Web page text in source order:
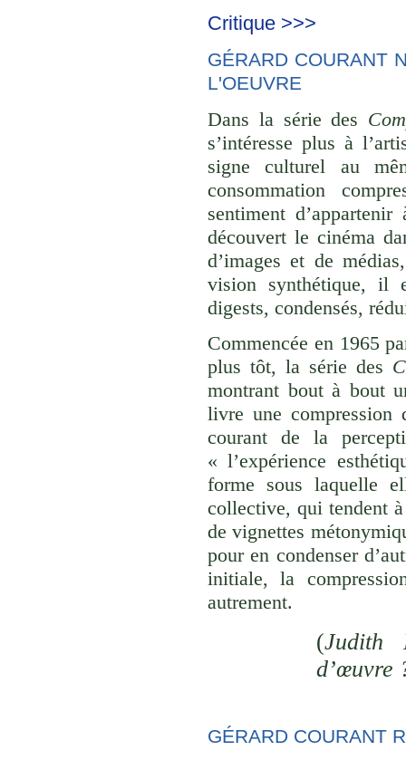
Critique >>>
GÉRARD COURANT
L'OEUVRE
Dans la série des
s’intéresse plus à
signe culturel au
consommation
sentiment
découvert le cinéma
d’images et de
vision synthétique, il
digests, condensés,
Commencée en 1965
plus tôt, la série des
montrant bout à bout
livre une compression
courant de la
« l’expérience
forme sous laquelle
collective, qui tendent
de vignettes
pour en condenser
initiale, la
autrement.
(Judith
d’œuvre
GÉRARD COURANT